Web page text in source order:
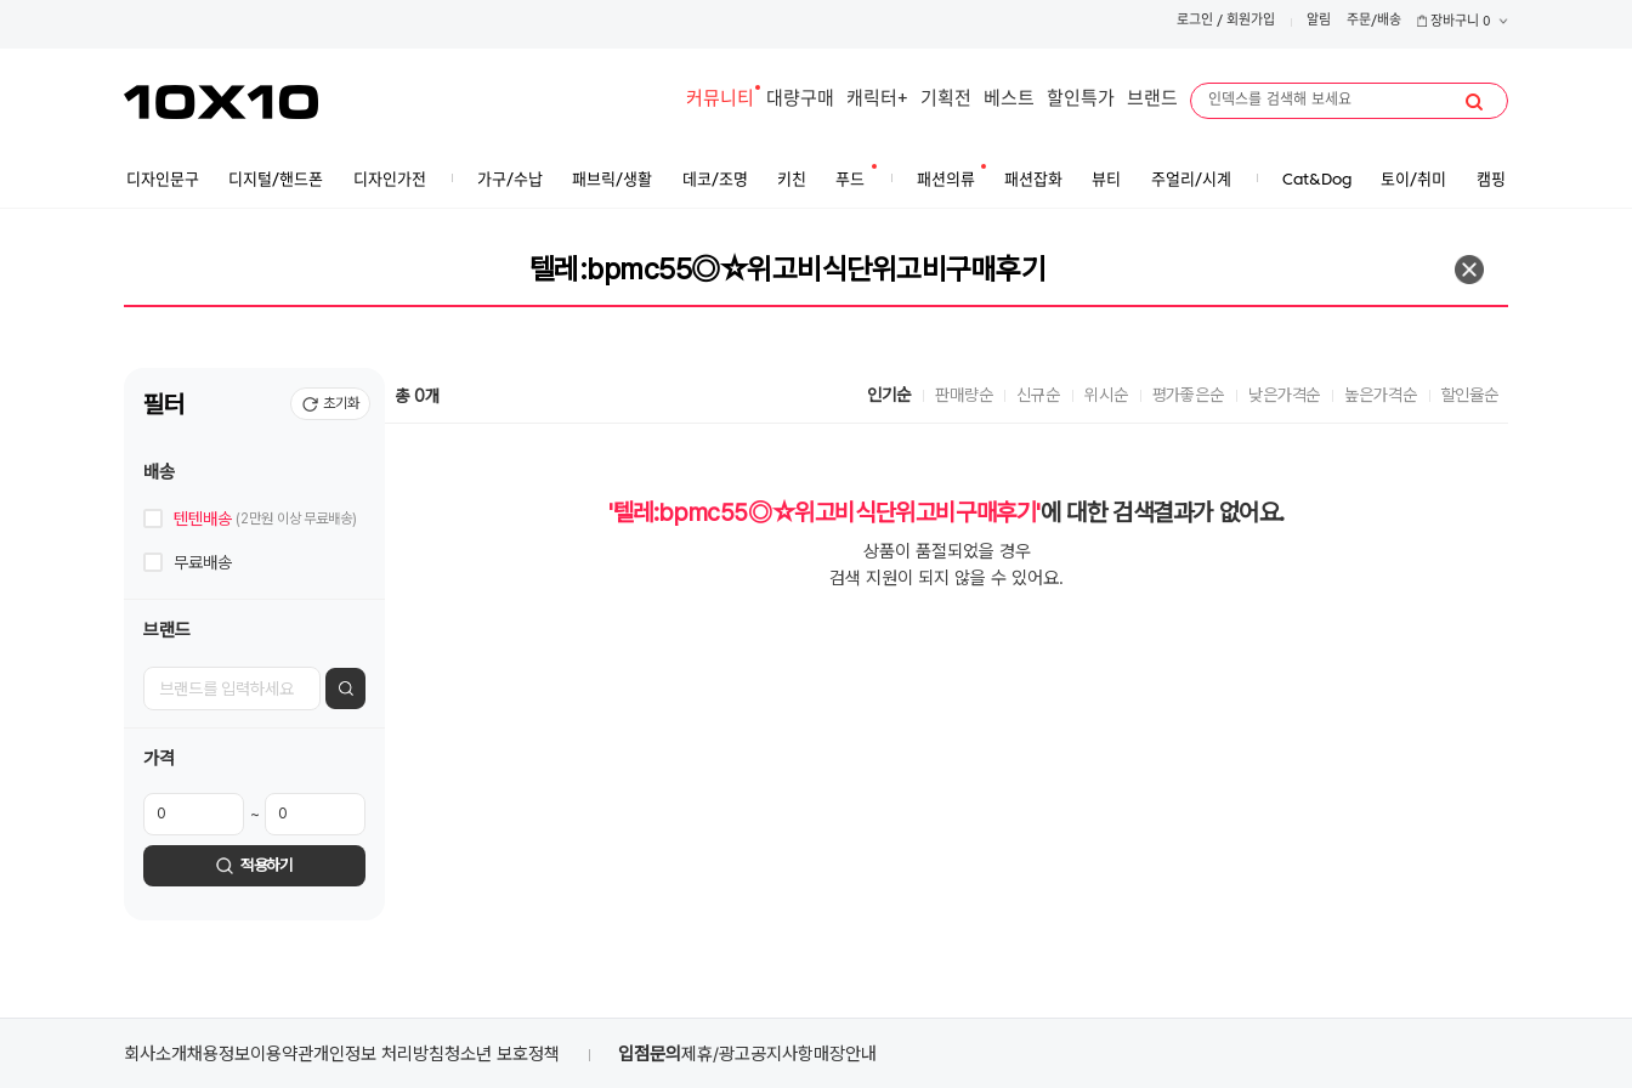
로그인 / 회원가입 알림 주문/배송 장바구니 0
커뮤니티 대량구매 캐릭터+ 기획전 베스트 할인특가 브랜드
디자인문구 디지털/핸드폰 디자인가전 가구/수납 패브릭/생활 데코/조명 키친 푸드 패션의류 패션잡화 뷰티 주얼리/시계 Cat&Dog 토이/취미 캠핑
필터 초기화
배송
텐텐배송 (2만원 이상 무료배송)
무료배송
브랜드
가격
~
적용하기
총 0개 인기순 판매량순 신규순 위시순 평가좋은순 낮은가격순 높은가격순 할인율순
'텔레:bpmc55◎☆위고비식단위고비구매후기'에 대한 검색결과가 없어요.
상품이 품절되었을 경우
검색 지원이 되지 않을 수 있어요.
회사소개채용정보이용약관개인정보 처리방침청소년 보호정책 입점문의제휴/광고공지사항매장안내